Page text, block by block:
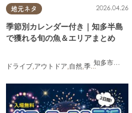
地元ネタ
知多市
,半田市
2026.04.26
季節別カレンダー付き｜知多半島
で獲れる旬の魚＆エリアまとめ
ドライブ,アウトドア,自然,季節ネタ